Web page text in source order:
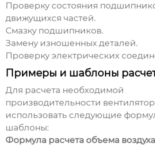
Проверку состояния
движущихся частей.
Смазку подшипников.
Замену изношенных деталей.
Проверку электрических
Примеры и шаблоны
Для расчета необходимой
производительности
использовать следующие
шаблоны:
Формула расчета объема